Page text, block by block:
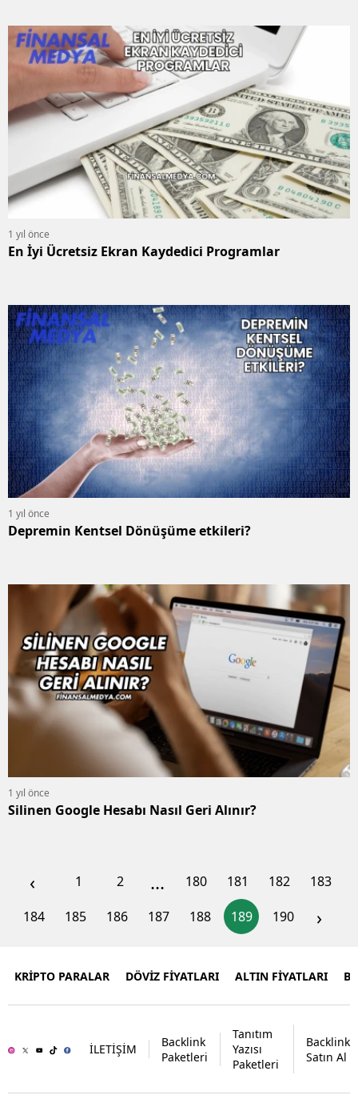
1 yıl önce
En İyi Ücretsiz Ekran Kaydedici Programlar
1 yıl önce
Depremin Kentsel Dönüşüme etkileri?
1 yıl önce
Silinen Google Hesabı Nasıl Geri Alınır?
‹ 1 2 ... 180 181 182
183
184
185 186 187 188 189 190 ›
KRİPTO PARALAR DÖVİZ FİYATLARI ALTIN FİYATLARI
İLETİŞİM
Backlink
Paketleri
Tanıtım
Yazısı
Paketleri
Backlink
Satın Al